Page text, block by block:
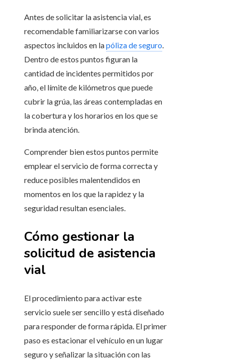
Antes de solicitar la asistencia vial, es
recomendable familiarizarse con varios
aspectos incluidos en lapóliza de seguro.
Dentro de estos puntos figuran la
cantidad de incidentes permitidos por
año, el límite de kilómetros que puede
cubrir la grúa, las áreas contempladas en
la cobertura y los horarios en los que se
brinda atención.
Comprender bien estos puntos permite
emplear el servicio de forma correcta y
reduce posibles malentendidos en
momentos en los que la rapidez y la
seguridad resultan esenciales.
Cómo gestionar la
solicitud de asistencia
vial
El procedimiento para activar este
servicio suele ser sencillo y está diseñado
para responder de forma rápida. El primer
paso es estacionar el vehículo en un lugar
seguro y señalizar la situación con las